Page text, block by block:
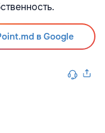
в Google